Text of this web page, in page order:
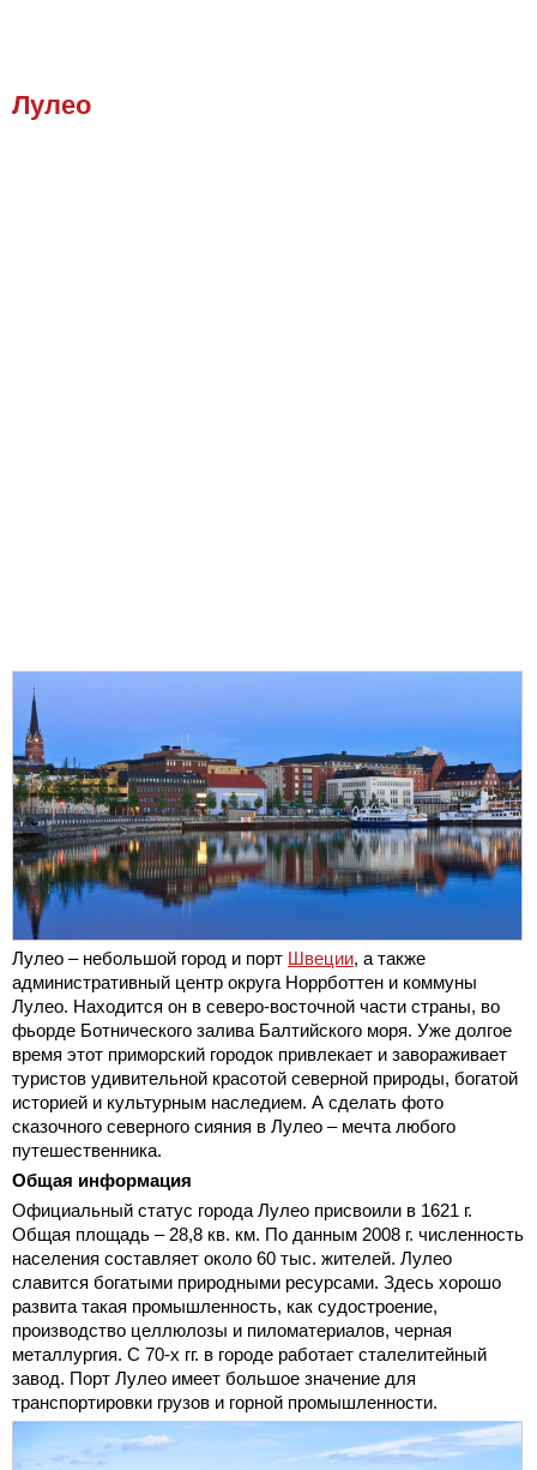
Лулео
Лулео – небольшой город и порт Швеции, а также
административный центр округа Норрботтен и коммуны
Лулео. Находится он в северо-восточной части страны, во
фьорде Ботнического залива Балтийского моря. Уже долгое
время этот приморский городок привлекает и завораживает
туристов удивительной красотой северной природы, богатой
историей и культурным наследием. А сделать фото
сказочного северного сияния в Лулео – мечта любого
путешественника.
Общая информация
Официальный статус города Лулео присвоили в 1621 г.
Общая площадь – 28,8 кв. км. По данным 2008 г. численность
населения составляет около 60 тыс. жителей. Лулео
славится богатыми природными ресурсами. Здесь хорошо
развита такая промышленность, как судостроение,
производство целлюлозы и пиломатериалов, черная
металлургия. С 70-х гг. в городе работает сталелитейный
завод. Порт Лулео имеет большое значение для
транспортировки грузов и горной промышленности.